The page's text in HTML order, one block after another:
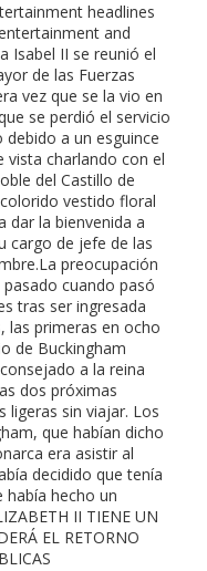
headlines
and
Isabel II se reunió el
de las Fuerzas
vez que se la vio en
se perdió el servicio
a un esguince
vista charlando con el
del Castillo de
vestido floral
dar la bienvenida a
cargo de jefe de las
preocupación
cuando pasó
tras ser ingresada
las primeras en ocho
de Buckingham
a la reina
dos próximas
ligeras sin viajar. Los
que habían dicho
era asistir al
decidido que tenía
había hecho un
II TIENE UN
EL RETORNO